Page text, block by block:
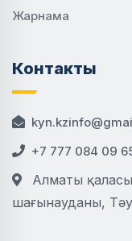
Жарнама
Контакты
+7 777 084 09
Алматы
шағынауданы,